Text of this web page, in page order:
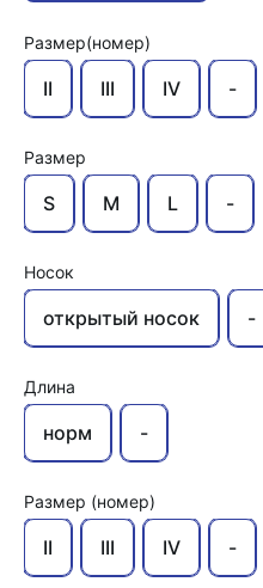
Размер(номер)
II III IV -
Размер
S M L -
Носок
открытый носок -
Длина
норм -
Размер (номер)
II III IV -